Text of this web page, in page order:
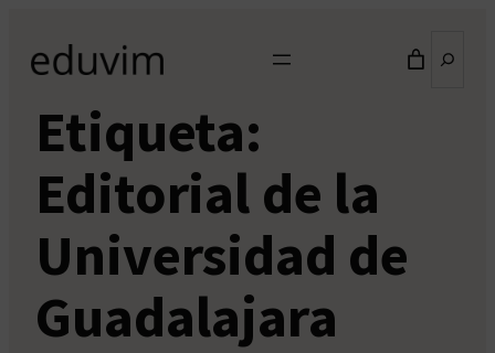
contenido
Etiqueta:
Editorial de la
Universidad de
Guadalajara